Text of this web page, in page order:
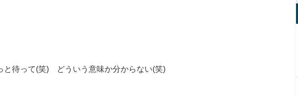
待って(笑) どういう意味か分からない(笑)